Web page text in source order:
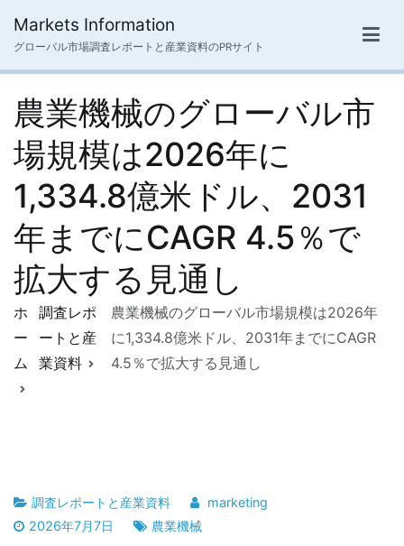
ス
Markets Information
グローバル市場調査レポートと産業資料のPRサイト
農業機械のグローバル市
場規模は2026年に
1,334.8億米ドル、2031
年までにCAGR 4.5％で
拡大する見通し
ホ
ー
ム
調査レポ
ートと産
業資料
農業機械のグローバル市場規模は2026年
に1,334.8億米ドル、2031年までにCAGR
4.5％で拡大する見通し
調査レポートと産業資料
marketing
2026年7月7日
農業機械